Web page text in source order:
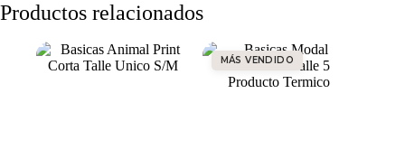
Productos relacionados
MÁS VENDIDO